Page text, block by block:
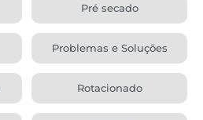
Pré secado
Problemas e Soluções
Rotacionado